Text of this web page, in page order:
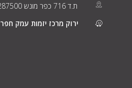
ת.ד 716 כפר מונש 4287500
ירוק מרכז יזמות עמק חפר